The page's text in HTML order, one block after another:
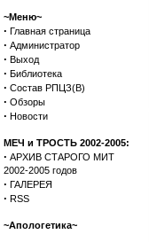
~Меню~
· Главная страница
· Администратор
· Выход
· Библиотека
· Состав РПЦЗ(В)
· Обзоры
· Новости
МЕЧ и ТРОСТЬ 2002-2005:
· АРХИВ СТАРОГО МИТ
2002-2005 годов
· ГАЛЕРЕЯ
· RSS
~Апологетика~